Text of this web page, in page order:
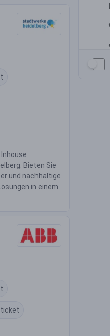
Bieten Sie
und nachhaltige
in einem